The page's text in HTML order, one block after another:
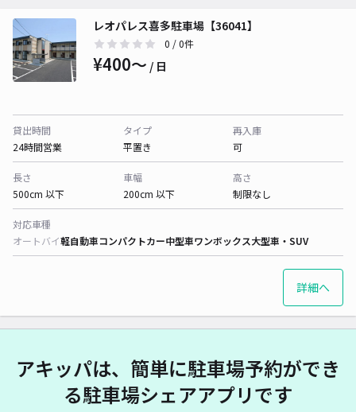
レオパレス喜多駐車場【36041】
0 / 0件
¥400〜 / 日
貸出時間
24時間営業
タイプ
平置き
再入庫
可
長さ
500cm 以下
車幅
200cm 以下
高さ
制限なし
対応車種
オートバイ軽自動車コンパクトカー中型車ワンボックス大型車・SUV
詳細へ
アキッパは、簡単に駐車場予約ができ
る駐車場シェアアプリです